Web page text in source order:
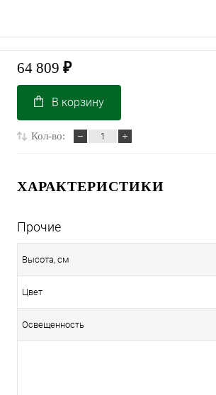
64 809 ₽
В корзину
Кол-во:
ХАРАКТЕРИСТИКИ
Прочие
Высота, см
Цвет
Освещенность